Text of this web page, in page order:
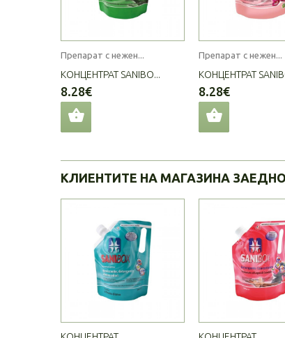
Препарат с нежен...
КОНЦЕНТРАТ SANIBO...
8.28€
Препарат с нежен...
КОНЦЕНТРАТ
8.28€
КЛИЕНТИТЕ НА МАГАЗИНА